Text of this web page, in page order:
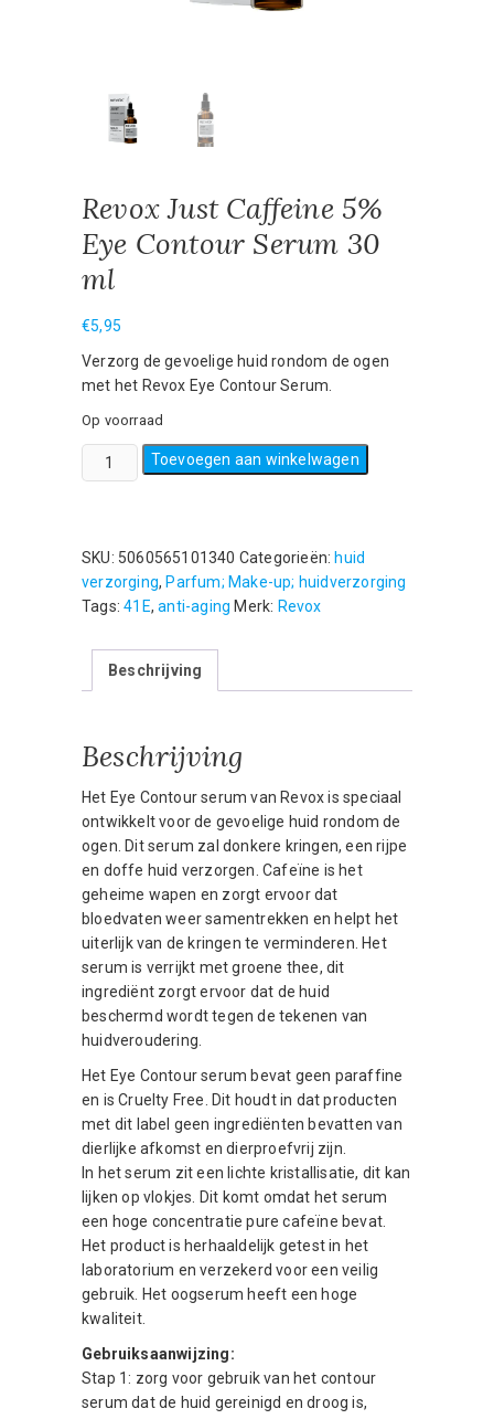
Revox Just Caffeine 5%
Eye Contour Serum 30
ml
€5,95
Verzorg de gevoelige huid rondom de ogen
met het Revox Eye Contour Serum.
Op voorraad
Revox
Just
Eye
Contour
Serum
ml
aantal
Toevoegen aan winkelwagen
SKU: 5060565101340 Categorieën: huid
verzorging, Parfum; Make-up; huidverzorging
Tags:41E,anti-aging Merk: Revox
Beschrijving
Beschrijving
Het Eye Contour serum van Revox is speciaal
ontwikkelt voor de gevoelige huid rondom de
ogen. Dit serum zal donkere kringen, een rijpe
en doffe huid verzorgen. Cafeïne is het
geheime wapen en zorgt ervoor dat
bloedvaten weer samentrekken en helpt het
uiterlijk van de kringen te verminderen. Het
serum is verrijkt met groene thee, dit
ingrediënt zorgt ervoor dat de huid
beschermd wordt tegen de tekenen van
huidveroudering.
Het Eye Contour serum bevat geen paraffine
en is Cruelty Free. Dit houdt in dat producten
met dit label geen ingrediënten bevatten van
dierlijke afkomst en dierproefvrij zijn.
In het serum zit een lichte kristallisatie, dit kan
lijken op vlokjes. Dit komt omdat het serum
een hoge concentratie pure cafeïne bevat.
Het product is herhaaldelijk getest in het
laboratorium en verzekerd voor een veilig
gebruik. Het oogserum heeft een hoge
kwaliteit.
Gebruiksaanwijzing:
Stap 1: zorg voor gebruik van het contour
serum dat de huid gereinigd en droog is,